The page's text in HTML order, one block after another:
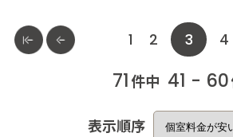
1 2 3 4
71 件中 41 - 60
表示順序